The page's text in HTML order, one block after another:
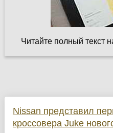
Читайте полный текст
Nissan представил
кроссовера Juke